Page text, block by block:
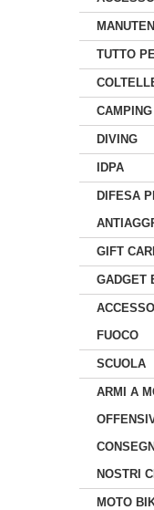
TUTTO
DIVING
IDPA
DIFESA
GIFT
GADGET
FUOCO
SCUOLA
ARMI A
NOSTRI
MOTO